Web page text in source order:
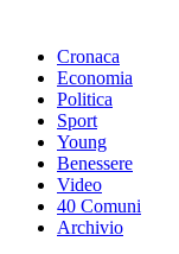
Cronaca
Economia
Politica
Sport
Young
Benessere
Video
40 Comuni
Archivio